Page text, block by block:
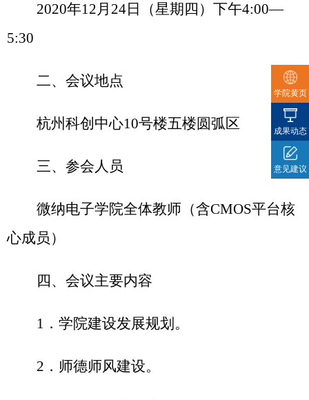
2020年12月 24日（星期四）下午4:00—
5:30
二、会议地点
杭州科创中心10号楼五楼圆弧区
三、参会人员
微纳电子学院全体教师（含CMOS平台核
心成员）
四、会议主要内容
1 ．学院建设发展规划。
2 ．师德师风建设。
学院黄页
成果动态
意见建议